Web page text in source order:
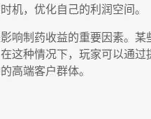
机，优化自己的利润空间。
响制药收益的重要因素。
这种情况下，玩家可以通
高端客户群体。